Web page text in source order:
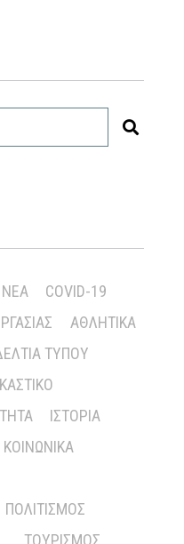
COVID-19
ΑΘΛΗΤΙΚΆ
ΤΎΠΟΥ
ΙΣΤΟΡΊΑ
ΚΟΙΝΩΝΙΚΆ
ΠΟΛΙΤΙΣΜΌΣ